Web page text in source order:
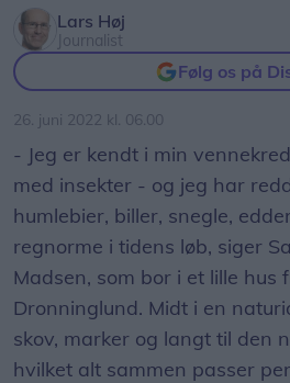
Lars Høj
Journalist
Følg os på
26. juni 2022 kl. 06.00
- Jeg er kendt i min
med insekter - og jeg har
humlebier, biller, snegle,
regnorme i tidens løb, siger
Madsen, som bor i et lille
Dronninglund. Midt i en
skov, marker og langt til den
hvilket alt sammen passer